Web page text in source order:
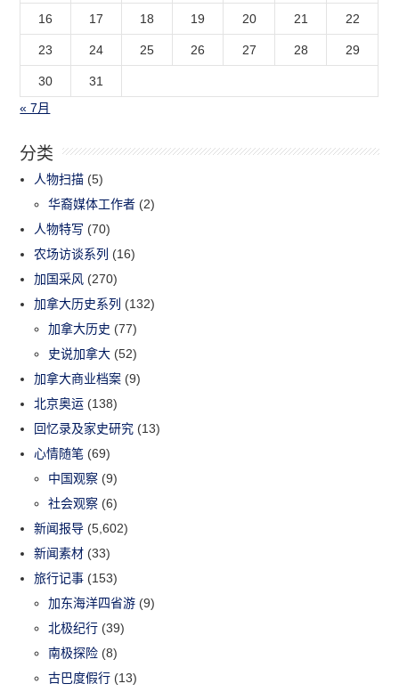
16 17 18 19 20 21 22
23 24 25 26 27 28 29
30
31
« 7月
分类
人物扫描 (5)
华裔媒体工作者 (2)
人物特写 (70)
农场访谈系列 (16)
加国采风 (270)
加拿大历史系列 (132)
加拿大历史 (77)
史说加拿大 (52)
加拿大商业档案 (9)
北京奥运 (138)
回忆录及家史研究 (13)
心情随笔 (69)
中国观察 (9)
社会观察 (6)
新闻报导 (5,602)
新闻素材 (33)
旅行记事 (153)
加东海洋四省游 (9)
北极纪行 (39)
南极探险 (8)
古巴度假行 (13)